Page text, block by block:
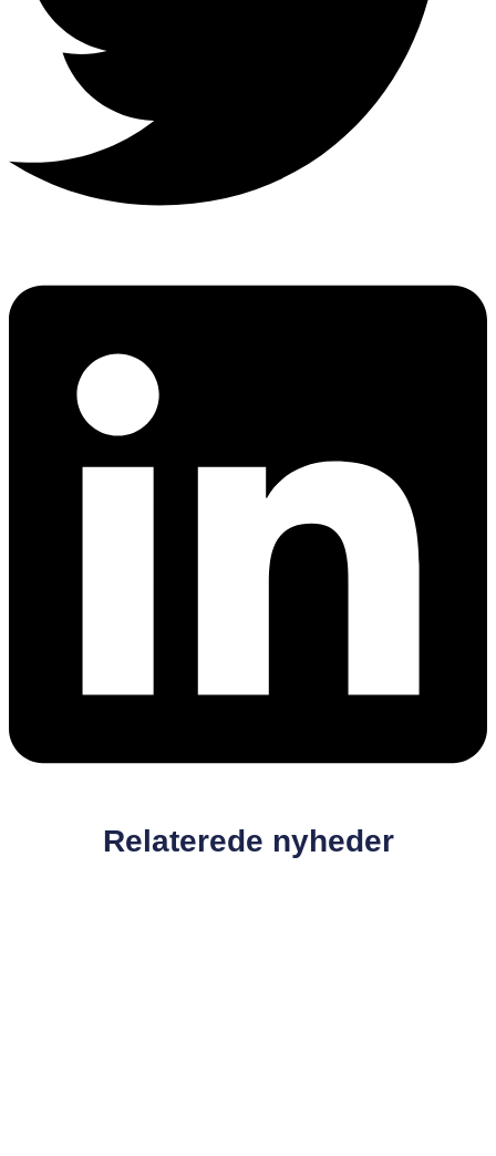
Relaterede nyheder